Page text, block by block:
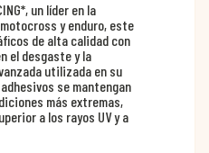
un líder en la
y enduro, este
de alta calidad con
el desgaste y la
utilizada en su
se mantengan
más extremas,
a los rayos UV y a